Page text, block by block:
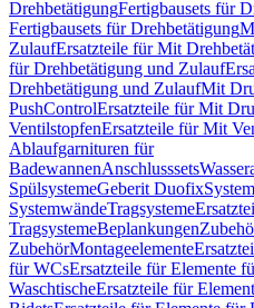
DrehbetätigungFertigbausets für
Fertigbausets für Drehbetätigung
ZulaufErsatzteile für Mit
für Drehbetätigung und Zulauf
Drehbetätigung und ZulaufMit
PushControlErsatzteile für Mit
VentilstopfenErsatzteile für Mit
Ablaufgarnituren für
BadewannenAnschlusssets
SpülsystemeGeberit Duofix
SystemwändeTragsysteme
TragsystemeBeplankungen
ZubehörMontageelemente
für WCsErsatzteile für Elemente
WaschtischeErsatzteile für